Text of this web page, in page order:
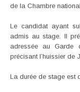
de la Chambre
Le candidat ayant
admis au stage. Il
adressée au Garde
précisant l’huissier de
La durée de stage est